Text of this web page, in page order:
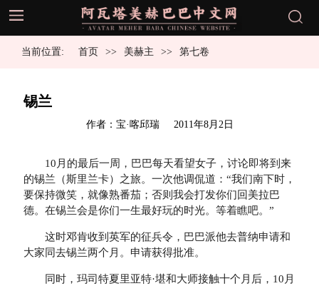
当前位置: 首页 美赫主 第七卷
锡兰
作者：宝·喀邱瑞
发
2011年8月2日
10月的最后一周，巴巴每天看望女子，讨论即将到来
的锡兰（斯里兰卡）之旅。一次他调侃道：“我们南下时，
要保持微笑，就像熟番茄；否则我会打发你们回美拉巴
德。在锡兰会是你们一生最好玩的时光。等着瞧吧。”
这时邓肯收到英军的征兵令，巴巴派他去普纳申请和
大家同去锡兰两个月。申请获得批准。
同时，玛司特夏里亚特·堪和大师接触十个月后，10月